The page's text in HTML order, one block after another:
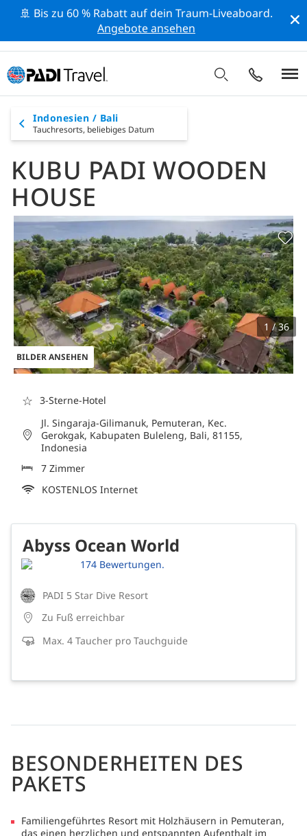
🚢 Bis zu 60 % Rabatt auf dein Traum-Liveaboard.
Angebote ansehen
Indonesien / Bali
Tauchresorts, beliebiges Datum
KUBU PADI WOODEN
HOUSE
BILDER ANSEHEN
1 / 36
☆ 3-Sterne-Hotel
Jl. Singaraja-Gilimanuk, Pemuteran, Kec.
Gerokgak, Kabupaten Buleleng, Bali, 81155,
Indonesia
7 Zimmer
KOSTENLOS Internet
Abyss Ocean World
174 Bewertungen.
PADI 5 Star Dive Resort
Zu Fuß erreichbar
Max. 4 Taucher pro Tauchguide
BESONDERHEITEN DES
PAKETS
Familiengeführtes Resort mit Holzhäusern in Pemuteran,
das einen herzlichen und entspannten Aufenthalt im